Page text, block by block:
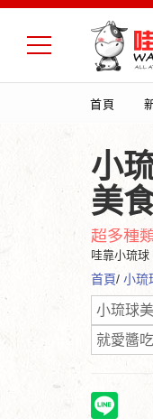
首頁
小
美
超多種
哇靠小琉球
首頁/小琉
小琉球
就愛醬